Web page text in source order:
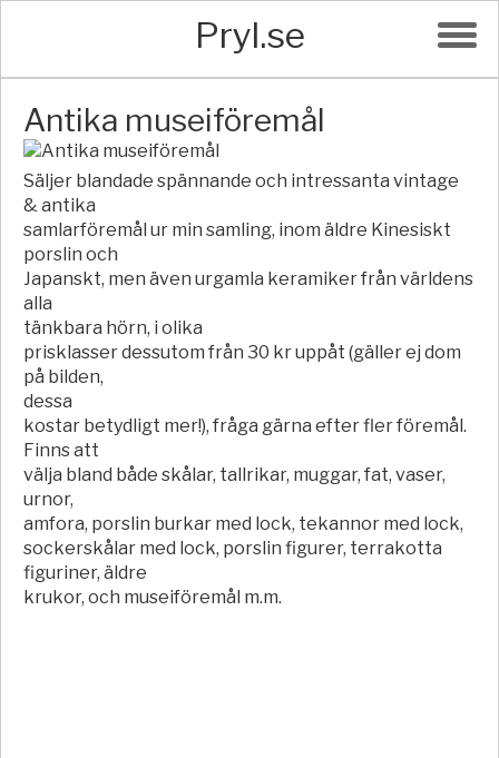
Pryl.se
Antika museiföremål
Säljer blandade spännande och intressanta vintage
& antika
samlarföremål ur min samling, inom äldre Kinesiskt
porslin och
Japanskt, men även urgamla keramiker från världens
alla
tänkbara hörn, i olika
prisklasser dessutom från 30 kr uppåt (gäller ej dom
på bilden,
dessa
kostar betydligt mer!), fråga gärna efter fler föremål.
Finns att
välja bland både skålar, tallrikar, muggar, fat, vaser,
urnor,
amfora, porslin burkar med lock, tekannor med lock,
sockerskålar med lock, porslin figurer, terrakotta
figuriner, äldre
krukor, och museiföremål m.m.